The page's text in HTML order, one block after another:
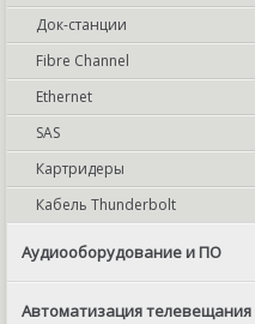
Док-станции
Fibre Channel
Ethernet
SAS
Картридеры
Кабель Thunderbolt
Аудиооборудование и ПО
Автоматизация телевещания